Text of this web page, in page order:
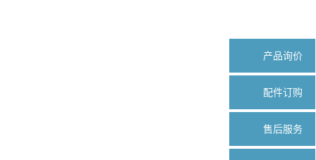
产品询价
配件订购
售后服务